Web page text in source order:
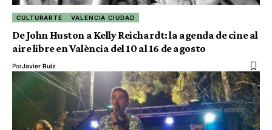
CULTURARTE VALENCIA CIUDAD
De John Huston a Kelly Reichardt: la agenda de cine al
aire libre en València del 10 al 16 de agosto
PorJavier Ruiz